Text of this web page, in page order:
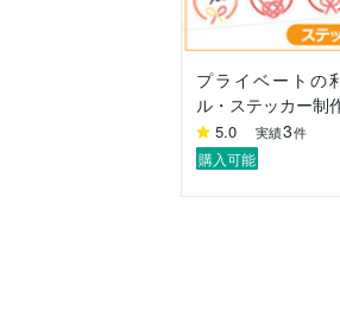
ご質問やご不
ご依頼前でも
共に形にでき
最後まで読んで
プライベートの
ル・ステッカー制
5.0 実績3件
購入可能